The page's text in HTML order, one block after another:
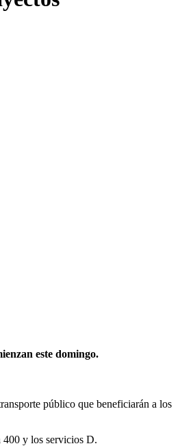
este domingo.
público que beneficiarán a los
400 y los servicios D.